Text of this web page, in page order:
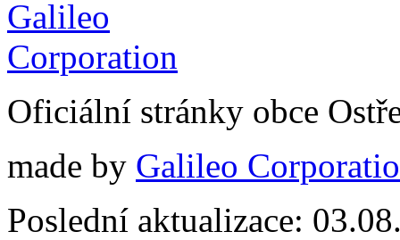
Oficiální stránky obce
made by Galileo
Poslední aktualizace: